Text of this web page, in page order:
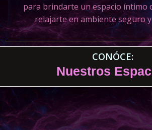
para brindarte un espacio íntimo
relajarte en ambiente seguro
CONÓCE:
Nuestros